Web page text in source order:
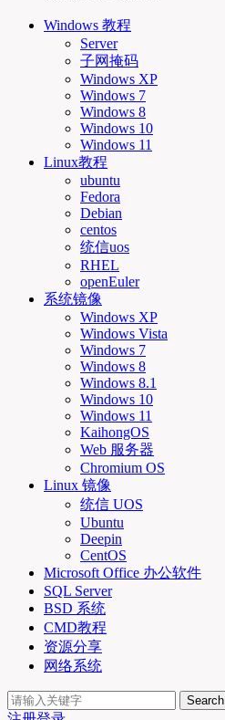
Windows 教程
Server
子网掩码
Windows XP
Windows 7
Windows 8
Windows 10
Windows 11
Linux教程
ubuntu
Fedora
Debian
centos
统信uos
RHEL
openEuler
系统镜像
Windows XP
Windows Vista
Windows 7
Windows 8
Windows 8.1
Windows 10
Windows 11
KaihongOS
Web 服务器
Chromium OS
Linux 镜像
统信 UOS
Ubuntu
Deepin
CentOS
Microsoft Office 办公软件
SQL Server
BSD 系统
CMD教程
资源分享
网络系统
Search